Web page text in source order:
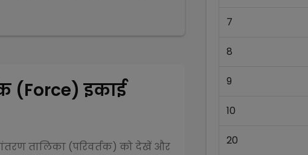
(Force) इकाई
तालिका (परिवर्तक) को देखें और
7
8
9
10
20